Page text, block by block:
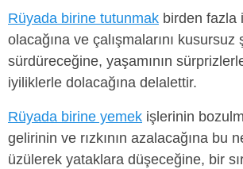
Rüyada birine tutunmak birden fazla
olacağına ve çalışmalarını kusursuz
sürdüreceğine, yaşamının
iyiliklerle dolacağına delalettir.
Rüyada birine yemek işlerinin
gelirinin ve rızkının azalacağına bu
üzülerek yataklara düşeceğine, bir